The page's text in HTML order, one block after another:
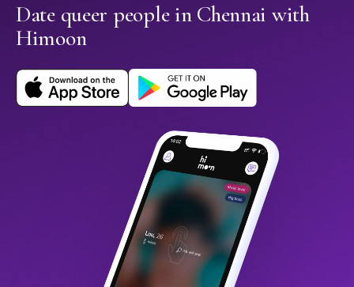
Date queer people in Chennai with
Himoon